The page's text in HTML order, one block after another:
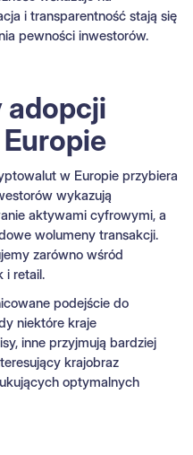
i transparentność stają się
pewności inwestorów.
adopcji
w Europie przybiera
wykazują
aktywami cyfrowymi, a
wolumeny transakcji.
zarówno wśród
i retail.
podejście do
niektóre kraje
inne przyjmują bardziej
krajobraz
optymalnych